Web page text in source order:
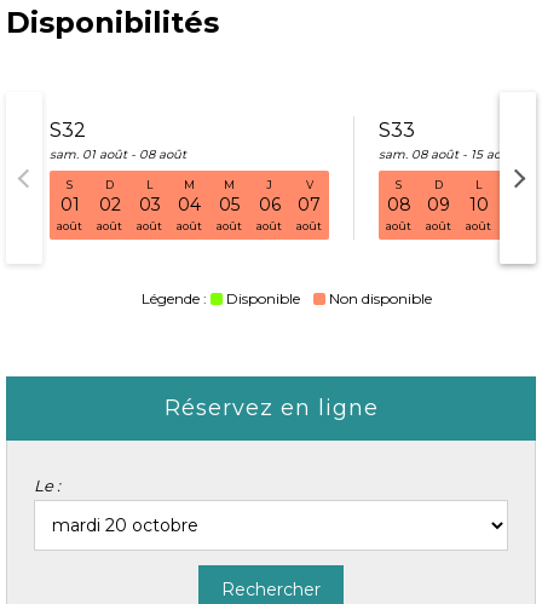
Disponibilités
S32
sam. 01 août - 08 août
S
01
août
D
02
août
L
03
août
M
04
août
M
05
août
J
06
août
V
07
août
S33
sam. 08 août - 15 août
S
08
août
D
09
août
L
10
août
M
S32 sam. 01 août - 08 août
Légende : Disponible Non disponible
Réservez en ligne
Le :